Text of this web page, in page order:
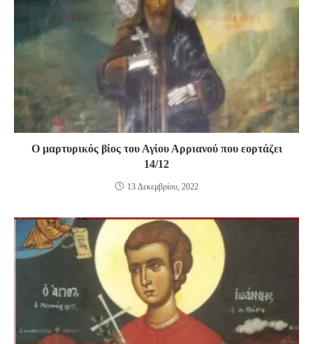
Ο μαρτυρικός βίος του Αγίου Αρριανού που εορτάζει
14/12
13 Δεκεμβρίου, 2022